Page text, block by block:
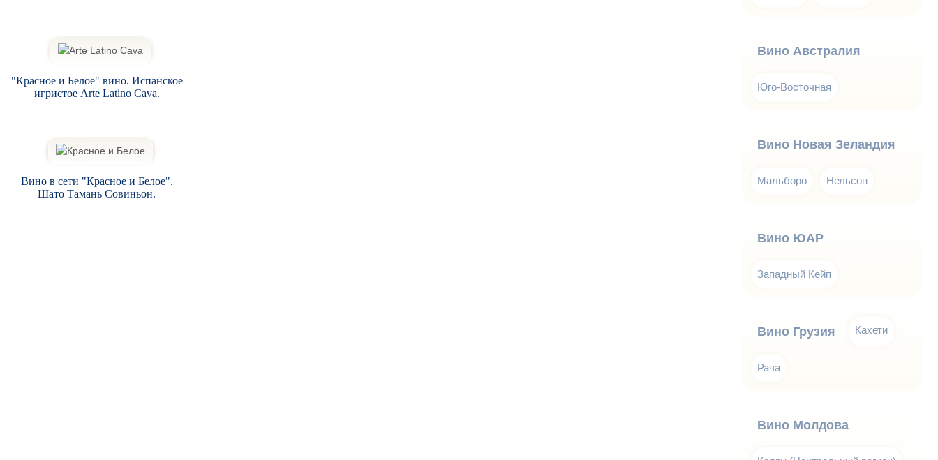
"Красное и Белое" вино. Испанское
игристое Arte Latino Cava.
Вино в сети "Красное и Белое".
Шато Тамань Совиньон.
Вино Австралия
Юго-Восточная
Вино Новая Зеландия
Мальборо Нельсон
Вино ЮАР
Западный Кейп
Вино Грузия Кахети
Рача
Вино Молдова